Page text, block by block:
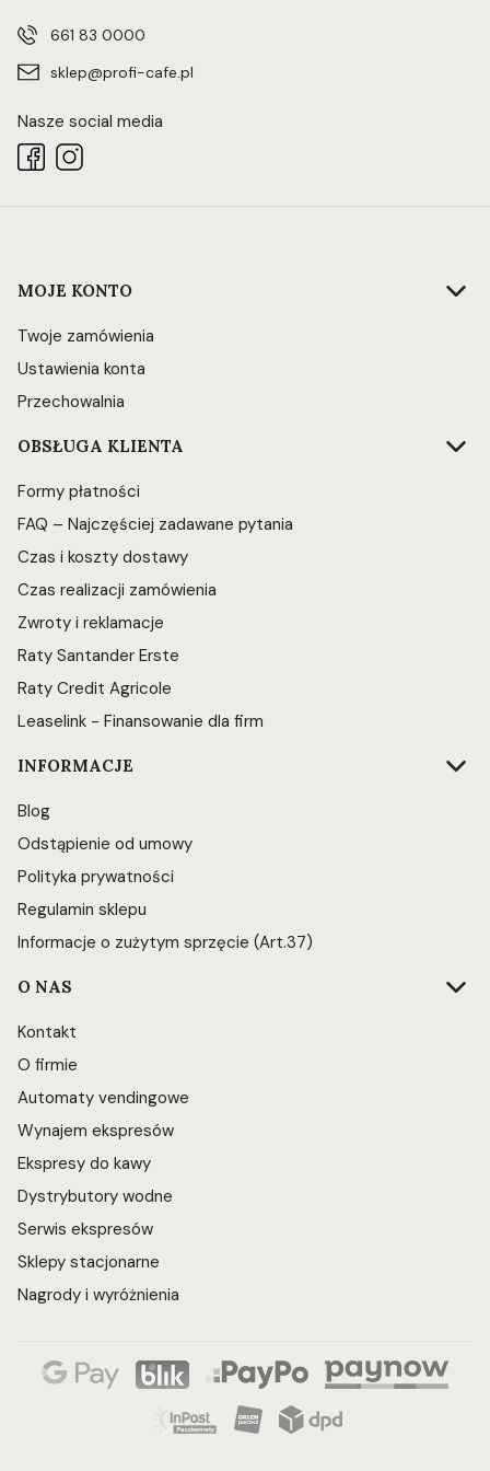
661 83 0000
sklep@profi-cafe.pl
Nasze social media
Linki w stopce
MOJE KONTO
Twoje zamówienia
Ustawienia konta
Przechowalnia
OBSŁUGA KLIENTA
Formy płatności
FAQ – Najczęściej zadawane pytania
Czas i koszty dostawy
Czas realizacji zamówienia
Zwroty i reklamacje
Raty Santander Erste
Raty Credit Agricole
Leaselink - Finansowanie dla firm
INFORMACJE
Blog
Odstąpienie od umowy
Polityka prywatności
Regulamin sklepu
Informacje o zużytym sprzęcie (Art.37)
O NAS
Kontakt
O firmie
Automaty vendingowe
Wynajem ekspresów
Ekspresy do kawy
Dystrybutory wodne
Serwis ekspresów
Sklepy stacjonarne
Nagrody i wyróżnienia